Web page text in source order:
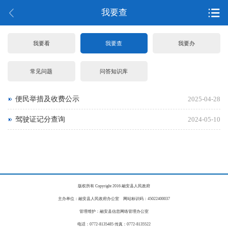
我要查
我要看 我要查 我要办
常见问题 问答知识库
2025-04-28
便民举措及收费公示
2024-05-10
驾驶证记分查询
版权所有 Copyright 2016 融安县人民政府
主办单位：融安县人民政府办公室 网站标识码：45022400037
管理维护：融安县信息网络管理办公室
电话：0772-8135485 传真：0772-8135522